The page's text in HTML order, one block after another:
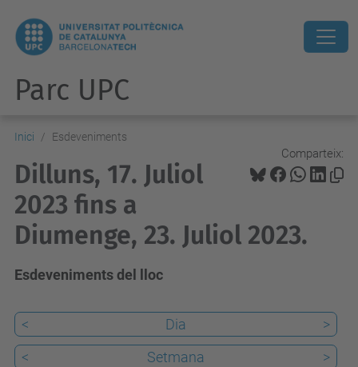
Parc UPC
Inici Esdeveniments
Comparteix:
Dilluns, 17. Juliol
2023 fins a
Diumenge, 23. Juliol 2023.
Esdeveniments del lloc
< Dia
>
<
Setmana
>